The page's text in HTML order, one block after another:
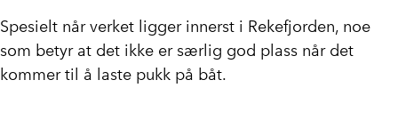
Spesielt når verket ligger innerst i Rekefjorden, noe
som betyr at det ikke er særlig god plass når det
kommer til å laste pukk på båt.